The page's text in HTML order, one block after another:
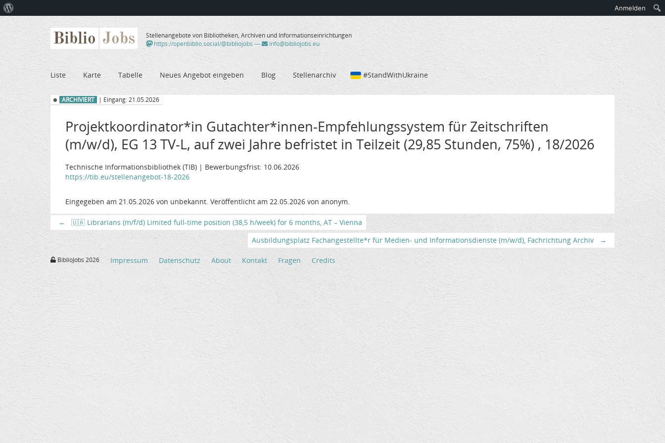
Biblio Jobs
Stellenangebote von Bibliotheken, Archiven und Informationseinrichtungen
https://openbiblio.social/@bibliojobs — info@bibliojobs.eu
Liste Karte Tabelle Neues Angebot eingeben Blog Stellenarchiv #StandWithUkraine
ARCHIVIERT | Eingang: 21.05.2026
Projektkoordinator*in Gutachter*innen-Empfehlungssystem für Zeitschriften
(m/w/d), EG 13 TV-L, auf zwei Jahre befristet in Teilzeit (29,85 Stunden, 75%) , 18/2026
Technische Informationsbibliothek (TIB) | Bewerbungsfrist: 10.06.2026
https://tib.eu/stellenangebot-18-2026
Eingegeben am 21.05.2026 von unbekannt. Veröffentlicht am 22.05.2026 von anonym.
←
🇺🇦 Librarians (m/f/d) Limited full-time position (38,5 h/week) for 6 months, AT – Vienna
Ausbildungsplatz Fachangestellte*r für Medien- und Informationsdienste (m/w/d), Fachrichtung Archiv
→
BiblioJobs 2026 Impressum Datenschutz About Kontakt Fragen Credits
WordPress
Anmelden